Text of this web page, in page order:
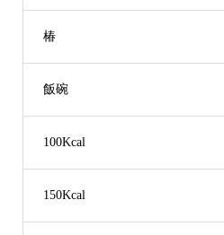
椿
飯碗
100Kcal
150Kcal